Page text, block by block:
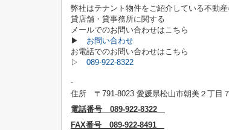
弊社はテナント物件をご紹介している不動
貸店舗・貸事務所に関する
メールでのお問い合わせはこちら
▶ お問い合わせ
お電話でのお問い合わせはこちら
▷ 089-922-8322
-
住所 〒791-8023 愛媛県松山市朝美２丁目
電話番号 089-922-8322
FAX番号 089-922-8491